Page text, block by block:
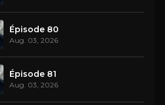
Épisode 80
Aug. 03, 2026
Épisode 81
Aug. 03, 2026